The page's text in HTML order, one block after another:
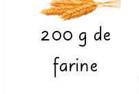
200 g de
farine